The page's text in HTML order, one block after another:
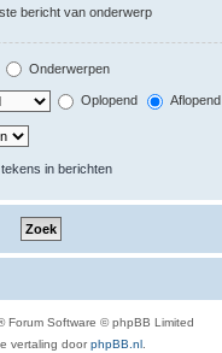
bericht van onderwerp
Onderwerpen
Oplopend Aflopend
tekens in berichten
Forum Software © phpBB Limited
vertaling doorphpBB.nl